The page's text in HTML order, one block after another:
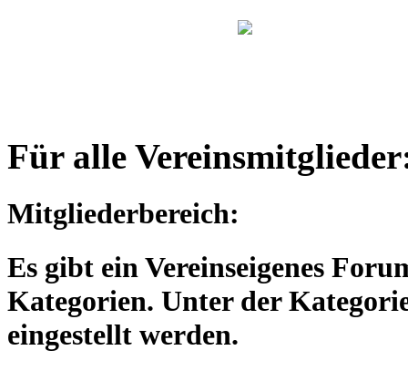
Für alle
Mitgliederbereich:
Es gibt ein Vereinseigenes
Kategorien. Unter der
eingestellt werden.